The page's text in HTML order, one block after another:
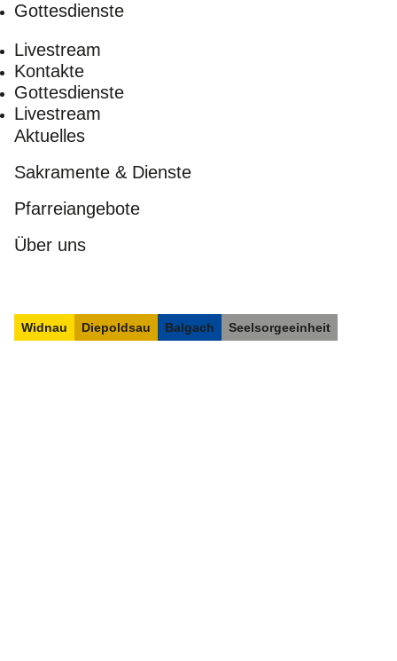
Gottesdienste
Livestream
Kontakte
Gottesdienste
Livestream
Aktuelles
Sakramente & Dienste
Pfarreiangebote
Über uns
Widnau Diepoldsau Balgach Seelsorgeeinheit